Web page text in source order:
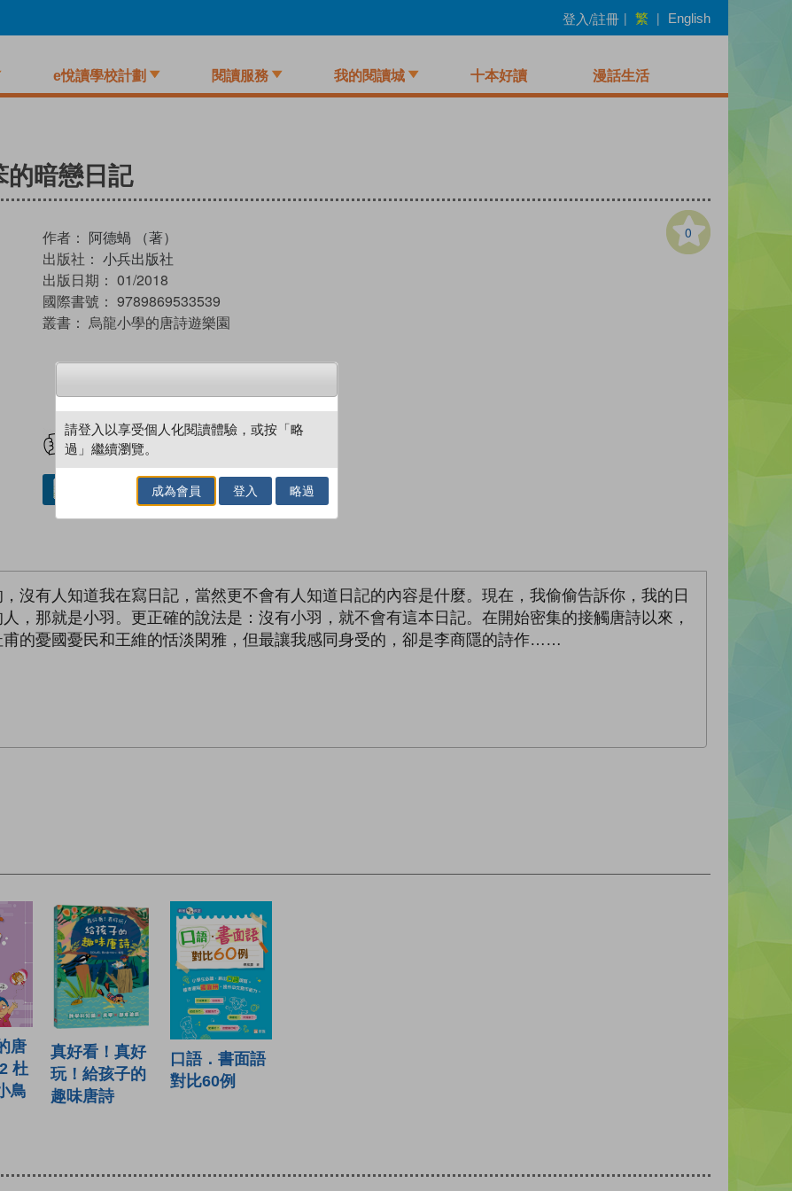
登入/註冊 | 繁 | English
e悅讀學校計劃 閱讀服務 我的閱讀城 十本好讀 漫話生活
的暗戀日記
0
作者： 阿德蝸 （著）
出版社： 小兵出版社
出版日期： 01/2018
國際書號： 9789869533539
叢書： 烏龍小學的唐詩遊樂園
試閲 加入閱讀紀錄
借閱實體書
沒有人知道我在寫日記，當然更不會有人知道日記的內容是什麼。現在，我偷偷告訴你，我的日
，那就是小羽。更正確的說法是：沒有小羽，就不會有這本日記。在開始密集的接觸唐詩以來，
的憂國憂民和王維的恬淡閑雅，但最讓我感同身受的，卻是李商隱的詩作……
唐
杜
鳥
真好看！真好
玩！給孩子的
趣味唐詩
口語．書面語
對比60例
請登入以享受個人化閱讀體驗，或按「略
過」繼續瀏覽。
成為會員 登入 略過